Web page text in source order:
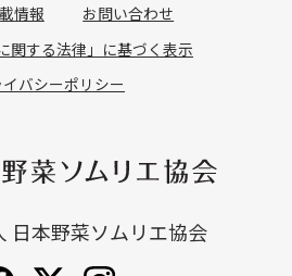
情報
お問い合わせ
関する法律」に基づく表示
イバシーポリシー
日本野菜ソムリエ協会